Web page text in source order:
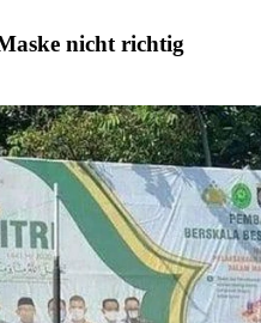
nicht richtig